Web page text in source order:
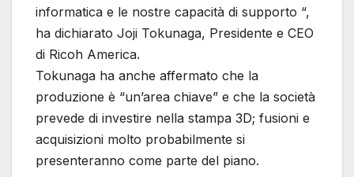
informatica e le nostre capacità di supporto “,
ha dichiarato Joji Tokunaga, Presidente e CEO
di Ricoh America.
Tokunaga ha anche affermato che la
produzione è “un’area chiave” e che la società
prevede di investire nella stampa 3D; fusioni e
acquisizioni molto probabilmente si
presenteranno come parte del piano.